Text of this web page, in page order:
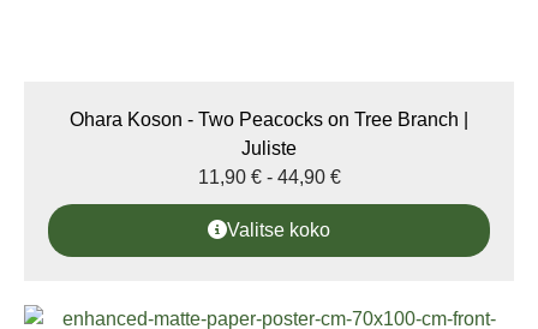
Ohara Koson - Two Peacocks on Tree Branch |
Juliste
11,90 € - 44,90 €
Valitse koko